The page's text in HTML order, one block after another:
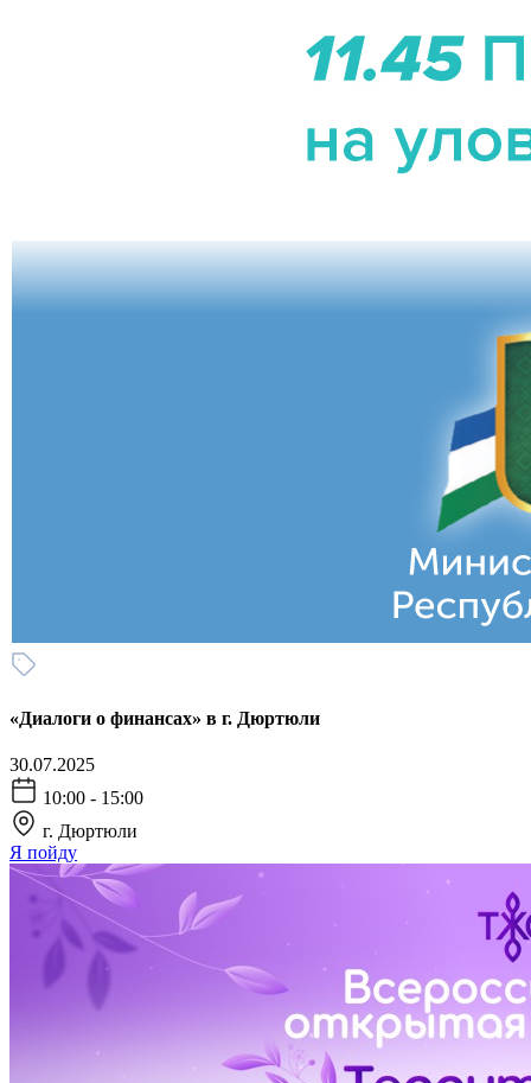
«Диалоги о финансах» в г. Дюртюли
30.07.2025
10:00 - 15:00
г. Дюртюли
Я пойду